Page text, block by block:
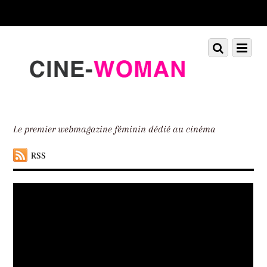
down
Le premier webmagazine féminin dédié au cinéma
RSS
Menu
Scroll
down